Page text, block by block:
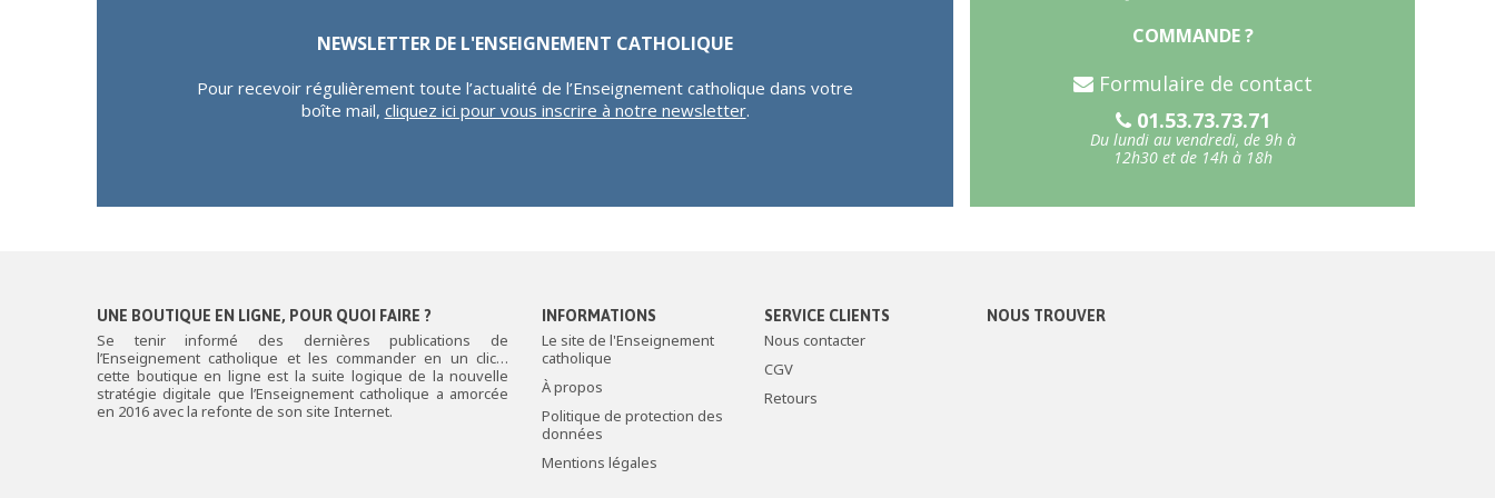
NEWSLETTER DE L'ENSEIGNEMENT CATHOLIQUE
Pour recevoir régulièrement toute l’actualité de l’Enseignement catholique dans votre
boîte mail, cliquez ici pour vous inscrire à notre newsletter.
COMMANDE ?
Formulaire de contact
01.53.73.73.71
Du lundi au vendredi, de 9h à
12h30 et de 14h à 18h
UNE BOUTIQUE EN LIGNE, POUR QUOI FAIRE ?
Se tenir informé des dernières publications de
l’Enseignement catholique et les commander en un clic…
cette boutique en ligne est la suite logique de la nouvelle
stratégie digitale que l’Enseignement catholique a amorcée
en 2016 avec la refonte de son site Internet.
INFORMATIONS
Le site de l'Enseignement
catholique
À propos
Politique de protection des
données
Mentions légales
SERVICE CLIENTS
Nous contacter
CGV
Retours
NOUS TROUVER